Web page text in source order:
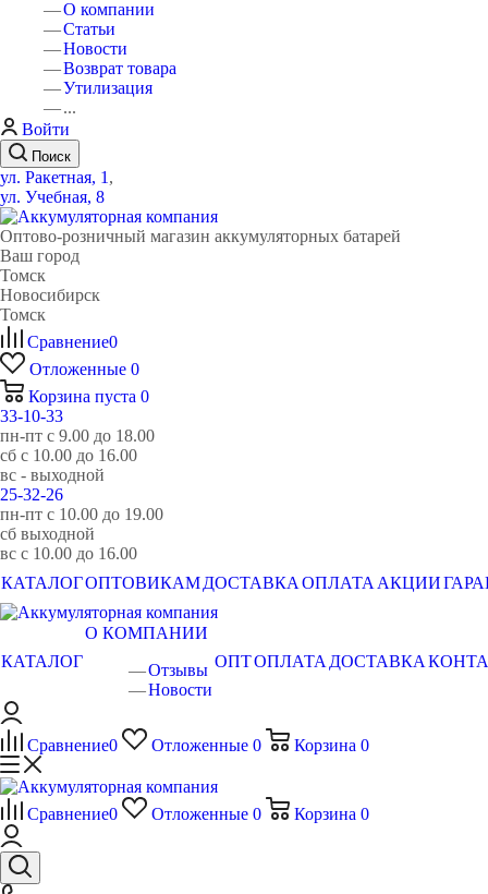
О компании
Статьи
Новости
Возврат товара
Утилизация
...
Войти
Поиск
ул. Ракетная, 1 ,
ул. Учебная, 8
Оптово-розничный магазин аккумуляторных батарей
Ваш город
Томск
Новосибирск
Томск
Сравнение0
Отложенные 0
Корзина пуста 0
33-10-33
пн-пт с 9.00 до 18.00
сб с 10.00 до 16.00
вс - выходной
25-32-26
пн-пт с 10.00 до 19.00
сб выходной
вс с 10.00 до 16.00
КАТАЛОГОПТОВИКАМДОСТАВКА ОПЛАТА АКЦИИ
КАТАЛОГ
О КОМПАНИИ
Отзывы
Новости
ОПТОПЛАТА ДОСТАВКА
Сравнение0 Отложенные 0 Корзина 0
Сравнение0 Отложенные 0 Корзина 0